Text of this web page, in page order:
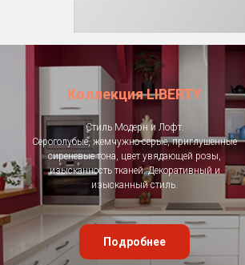
Коллекция LIBERTY
Стиль Модерн и Лофт.
Сероголубые, жемчужно-серые, приглушенные
сиреневые тона, цвет увядающей розы,
изысканность тканей. Декоративный и
изысканный стиль.
Подробнее